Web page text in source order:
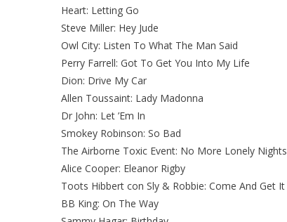
Heart: Letting Go
Steve Miller: Hey Jude
Owl City: Listen To What The Man Said
Perry Farrell: Got To Get You Into My Life
Dion: Drive My Car
Allen Toussaint: Lady Madonna
Dr John: Let ’Em In
Smokey Robinson: So Bad
The Airborne Toxic Event: No More Lonely Nights
Alice Cooper: Eleanor Rigby
Toots Hibbert con Sly & Robbie: Come And Get It
BB King: On The Way